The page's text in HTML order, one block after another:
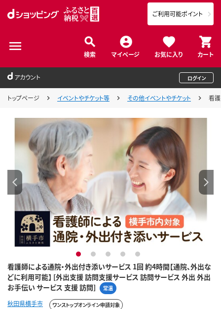
検索 マイページ お気に入り カート
ご利用可能ポイント
アカウント ログイン
トップページ イベントやチケット等 その他イベントやチケット 看
看護師による通院・外出付き添いサービス 1回 約4時間【通院、外出な
どに利用可能】 [外出支援 訪問支援サービス 訪問サービス 外出 外出
お手伝い サービス 支援 訪問]
常温
1 2 3 4 5
秋田県横手市 ワンストップオンライン申請対象